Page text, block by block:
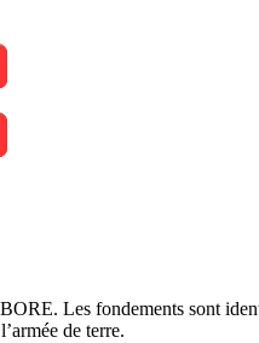
Les fondements sont
de terre.